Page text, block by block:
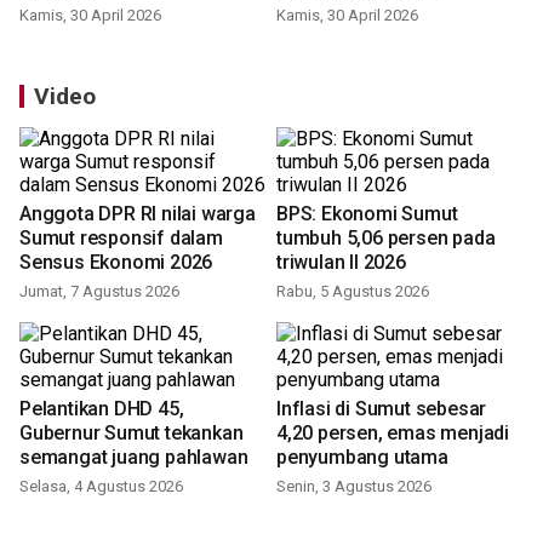
Kamis, 30 April 2026 Kamis, 30 April 2026
Video
Anggota DPR RI nilai warga
Sumut responsif dalam
Sensus Ekonomi 2026
Jumat, 7 Agustus 2026
BPS: Ekonomi Sumut
tumbuh 5,06 persen pada
triwulan II 2026
Rabu, 5 Agustus 2026
Pelantikan DHD 45,
Gubernur Sumut tekankan
semangat juang pahlawan
Selasa, 4 Agustus 2026
Inflasi di Sumut sebesar
4,20 persen, emas menjadi
penyumbang utama
Senin, 3 Agustus 2026